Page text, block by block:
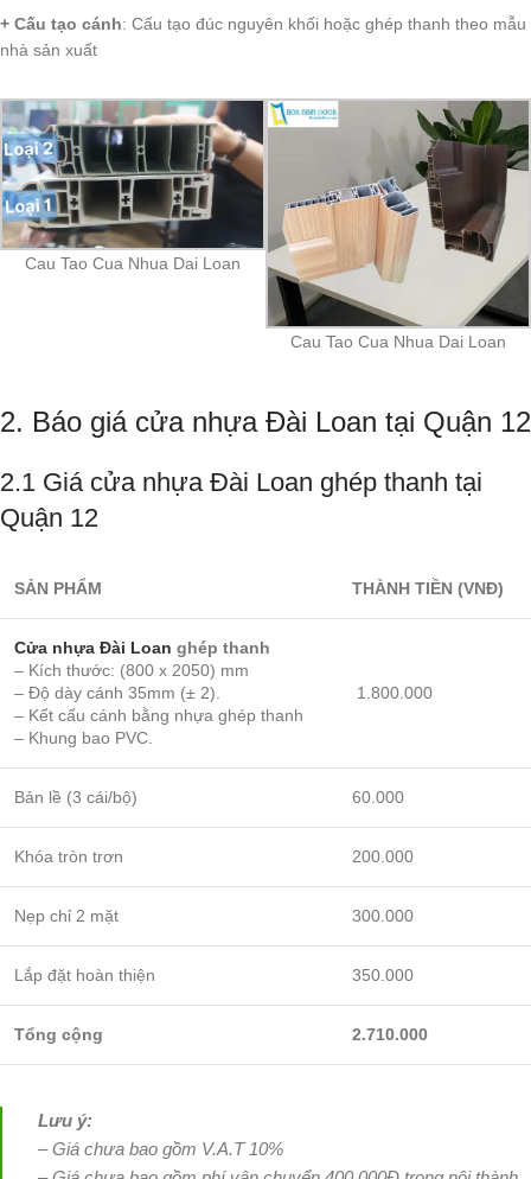
+ Cấu tạo cánh: Cấu tạo đúc nguyên khối hoặc ghép thanh theo mẫu
nhà sản xuất
Cau Tao Cua Nhua Dai Loan
Cau Tao Cua Nhua Dai Loan
2. Báo giá cửa nhựa Đài Loan tại Quận 12
2.1 Giá cửa nhựa Đài Loan ghép thanh tại
Quận 12
SẢN PHẨM THÀNH TIỀN (VNĐ)
Cửa nhựa Đài Loan ghép thanh
– Kích thước: (800 x 2050) mm
– Độ dày cánh 35mm (± 2).
– Kết cấu cánh bằng nhựa ghép thanh
– Khung bao PVC.
1.800.000
Bản lề (3 cái/bộ) 60.000
Khóa tròn trơn 200.000
Nẹp chỉ 2 mặt 300.000
Lắp đặt hoàn thiện 350.000
Tổng cộng 2.710.000
Lưu ý:
– Giá chưa bao gồm V.A.T 10%